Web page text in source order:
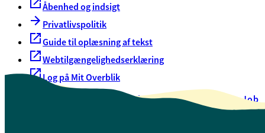
Åbenhed og indsigt
Privatlivspolitik
Guide til oplæsning af tekst
Webtilgængelighedserklæring
Log på Mit Overblik
Oversigt over selvbetjeningJob